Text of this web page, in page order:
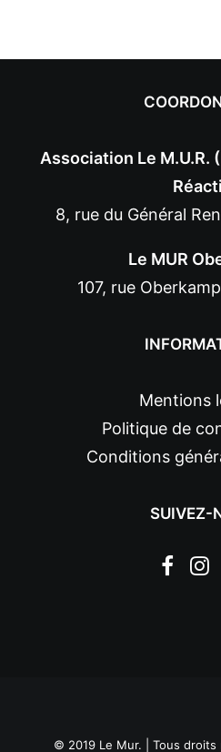
Association Le M.U.R.
8, rue du Général
Le MUR
107, rue
Mentions
Politique de
Conditions
SUIVEZ-
© 2019 Le Mur. | Tous